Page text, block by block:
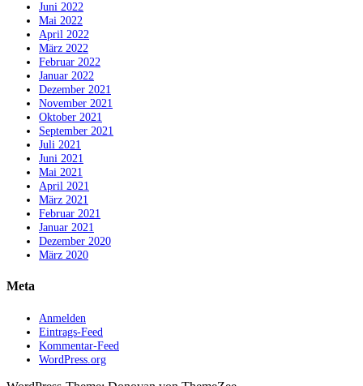
Juni 2022
Mai 2022
April 2022
März 2022
Februar 2022
Januar 2022
Dezember 2021
November 2021
Oktober 2021
September 2021
Juli 2021
Juni 2021
Mai 2021
April 2021
März 2021
Februar 2021
Januar 2021
Dezember 2020
März 2020
Meta
Anmelden
Eintrags-Feed
Kommentar-Feed
WordPress.org